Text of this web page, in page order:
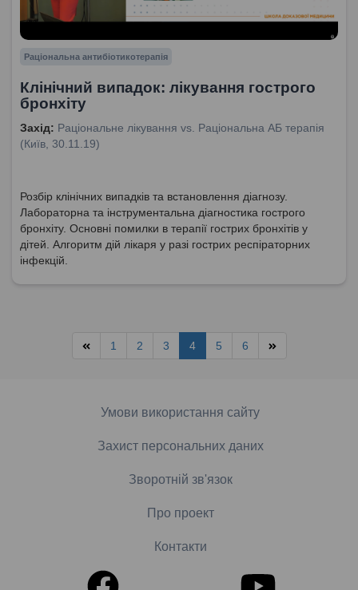
Раціональна антибіотикотерапія
Клінічний випадок: лікування гострого
бронхіту
Захід: Раціональне лікування vs. Раціональна АБ терапія
(Київ, 30.11.19)
Розбір клінічних випадків та встановлення діагнозу.
Лабораторна та інструментальна діагностика гострого
бронхіту. Основні помилки в терапії гострих бронхітів у
дітей. Алгоритм дій лікаря у разі гострих респіраторних
інфекцій.
1 2 3 4 5 6
Умови використання сайту
Захист персональних даних
Зворотній зв'язок
Про проект
Контакти